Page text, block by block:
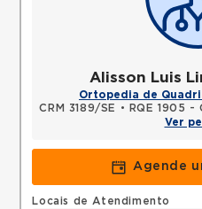
Alisson Luis
Ortopedia de Quadril
CRM 3189/SE
•
RQE 1905 -
Ver
Agende
Locais de Atendimento